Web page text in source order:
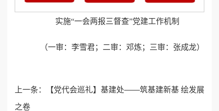
实施“一会两报三督查”党建工作机制
（一审：李雪君；二审：邓炼；三审：张成龙）
上一条： 【党代会巡礼】基建处——筑基建新基 绘发展
之卷